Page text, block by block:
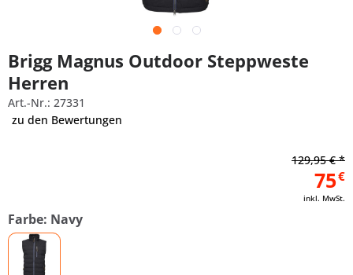
Brigg Magnus Outdoor Steppweste
Herren
Art.-Nr.: 27331
zu den Bewertungen
75€
inkl. MwSt.
129,95 € *
Farbe: Navy